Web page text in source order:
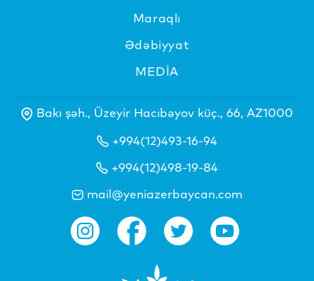
Maraqlı
Ədəbiyyat
MEDİA
Bakı şəh., Üzeyir Hacıbəyov küç., 66, AZ1000
+994(12)493-16-94
+994(12)498-19-84
mail@yeniazerbaycan.com